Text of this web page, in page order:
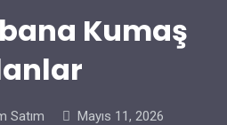
Kumaş
Satım Mayıs 11, 2026